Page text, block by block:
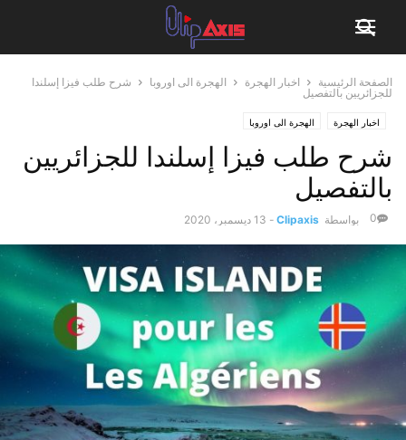
الصفحة الرئيسية اخبار الهجرة الهجرة الى اوروبا
شرح طلب فيزا إسلندا
للجزائريين بالتفصيل
اخبار الهجرة الهجرة الى اوروبا
شرح طلب فيزا إسلندا للجزائريين
بالتفصيل
بواسطة Clipaxis
- 13 ديسمبر، 2020 0